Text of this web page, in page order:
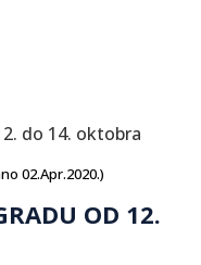
02.Apr.2020.)
OD 12.